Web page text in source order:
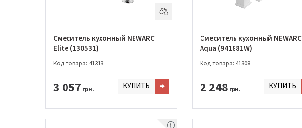
Смеситель кухонный NEWARC
Elite (130531)
Код товара: 41313
3 057 грн. КУПИТЬ
Смеситель кухонный NEWARC
Aqua (941881W)
Код товара: 41308
2 248 грн. КУПИТЬ